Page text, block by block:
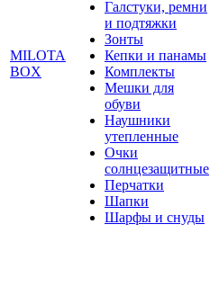
MILOTA
BOX
Галстуки, ремни
и подтяжки
Зонты
Кепки и панамы
Комплекты
Мешки для
обуви
Наушники
утепленные
Очки
солнцезащитные
Перчатки
Шапки
Шарфы и снуды